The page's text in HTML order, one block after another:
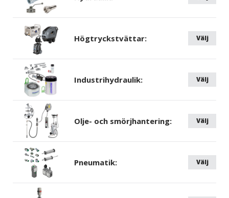
Högtryckstvättar: Välj
Industrihydraulik: Välj
Olje- och smörjhantering: Välj
Pneumatik: Välj